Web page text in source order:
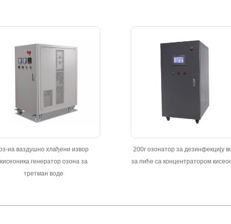
иа ваздушно хлађени извор
кисеоника генератор озона за
третман воде
200г озонатор за дезинфекцију
за пиће са концентратором